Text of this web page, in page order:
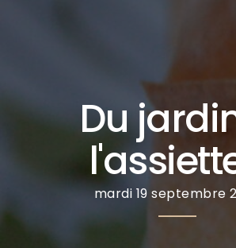
Du
mardi 19 septembre